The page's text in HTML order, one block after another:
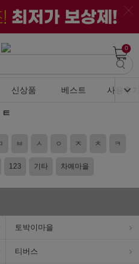
0
신상품 베스트 사용후
ㅌ
ㅂ ㅅ ㅇ ㅈ ㅊ ㅋ
123 기타 차예마을
토박이마을
티버스